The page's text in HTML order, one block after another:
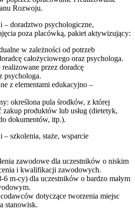
Rozwoju.
– doradztwo psychologiczne,
poza placówką, pakiet aktywizujący:
w zależności od potrzeb
całożyciowego oraz psychologa.
przez doradcę
psychologa.
z elementami edukacyjno –
określona pula środków, z której
zakup produktów lub usług (dietetyk,
dokumentów, itp.).
– szkolenia, staże, wsparcie
zawodowe dla uczestników o niskim
i kwalifikacji zawodowych.
6 m-cy) dla uczestników o bardzo małym
dotyczące tworzenia miejsc
stanowisk.